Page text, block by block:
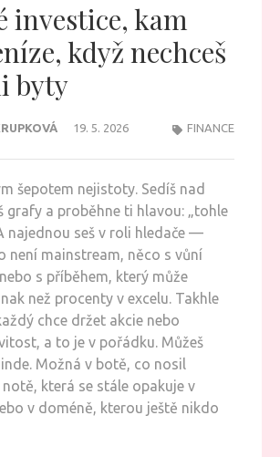
investice, kam
když nechceš
byty
19. 5. 2026 FINANCE
šepotem nejistoty. Sedíš nad
grafy a proběhne ti hlavou: „tohle
najednou seš v roli hledače —
není mainstream, něco s vůní
s příběhem, který může
než procenty v excelu. Takhle
chce držet akcie nebo
a to je v pořádku. Můžeš
Možná v botě, co nosil
která se stále opakuje v
v doméně, kterou ještě nikdo